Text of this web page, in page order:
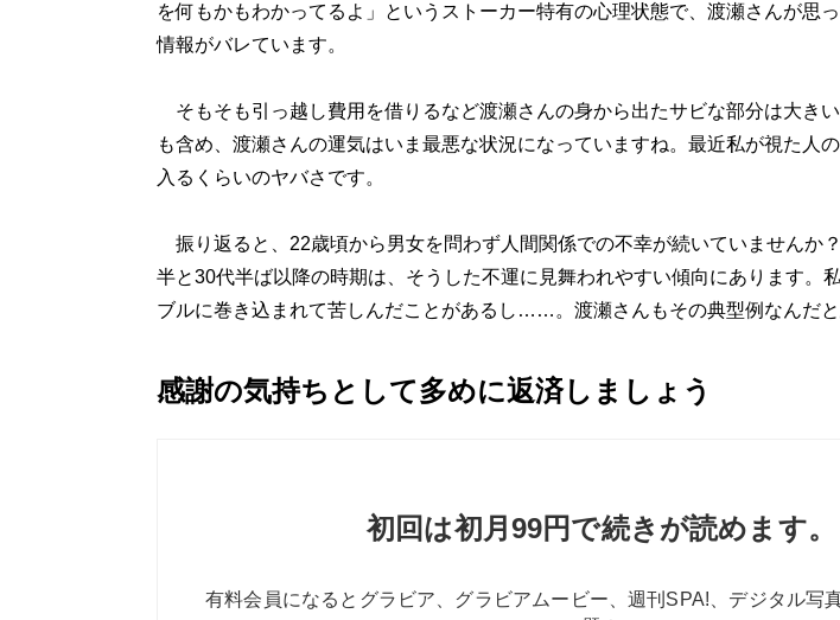
を何もかもわかってるよ」というストーカー特有の心理状態で、渡瀬さんが思
情報がバレています。
そもそも引っ越し費用を借りるなど渡瀬さんの身から出たサビな部分は大き
も含め、渡瀬さんの運気はいま最悪な状況になっていますね。最近私が視た人
入るくらいのヤバさです。
振り返ると、22歳頃から男女を問わず人間関係での不幸が続いていませんか
半と30代半ば以降の時期は、そうした不運に見舞われやすい傾向にあります。
ブルに巻き込まれて苦しんだことがあるし……。渡瀬さんもその典型例なんだと
感謝の気持ちとして多めに返済しましょう